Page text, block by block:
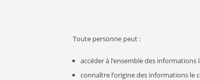
Toute personne peut :
accéder à l’ensemble des informations
connaître l’origine des informations le